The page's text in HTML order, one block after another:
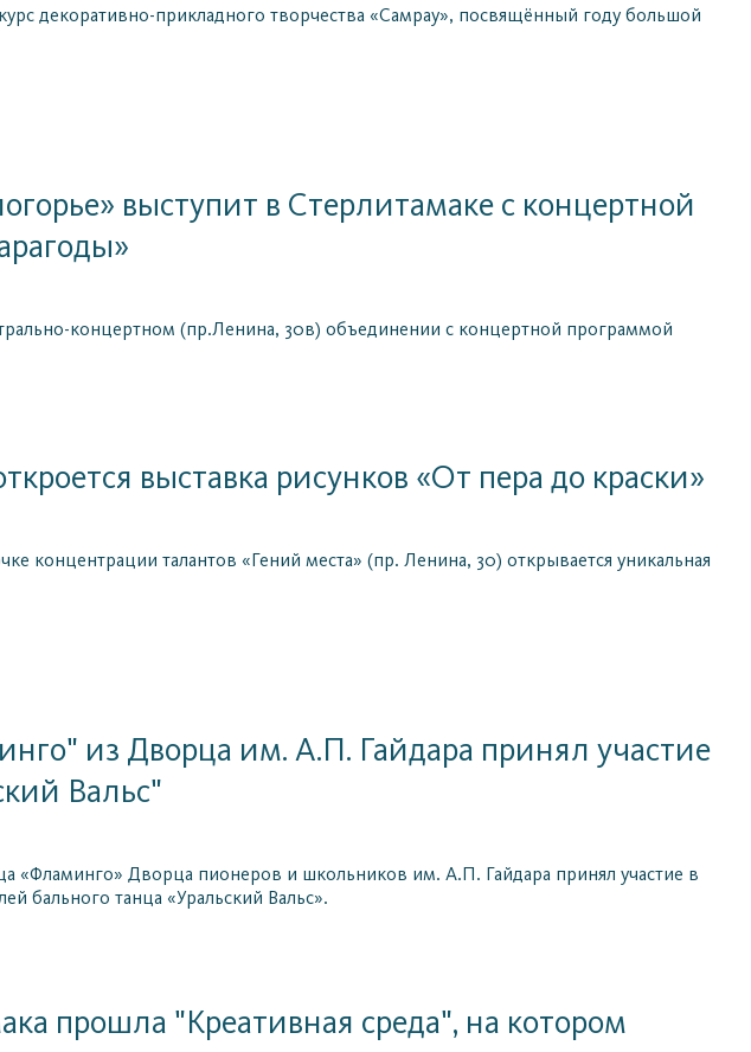
декоративно-прикладного творчества «Самрау», посвящённый году большой
выступит в Стерлитамаке с концертной
концертном (пр.Ленина, 30в) объединении с концертной программой
выставка рисунков «От пера до краски»
концентрации талантов «Гений места» (пр. Ленина, 30) открывается уникальная
из Дворца им. А.П. Гайдара принял участие
Вальс"
«Фламинго» Дворца пионеров и школьников им. А.П. Гайдара принял участие в
бального танца «Уральский Вальс».
прошла "Креативная среда", на котором